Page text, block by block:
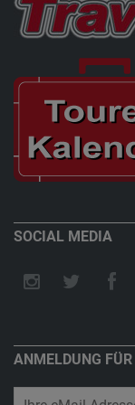
SOCIAL MEDIA
ANMELDUNG